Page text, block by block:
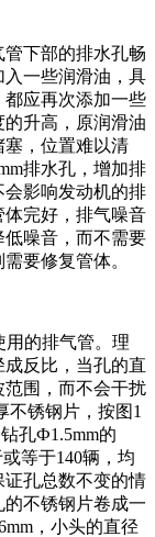
下部的排水孔畅
一些润滑油，具
应再次添加一些
升高，原润滑油
，位置难以清
排水孔，增加排
影响发动机的排
完好，排气噪音
噪音，而不需要
要修复管体。
用的排气管。理
反比，当孔的直
围，而不会干扰
不锈钢片，按图1
孔Ф1.5mm的
等于140辆，均
证孔总数不变的情
不锈钢片卷成一
，小头的直径